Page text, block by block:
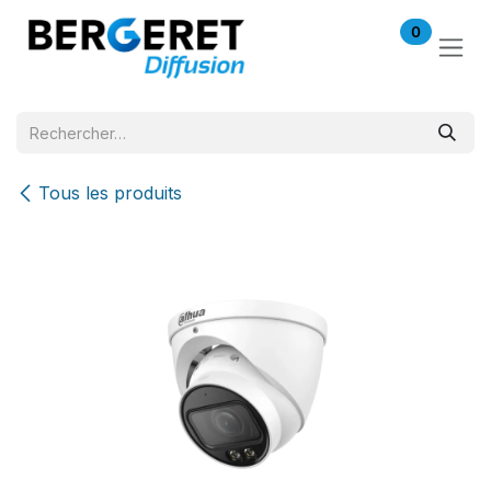
Se rendre au contenu
0
Tous les produits